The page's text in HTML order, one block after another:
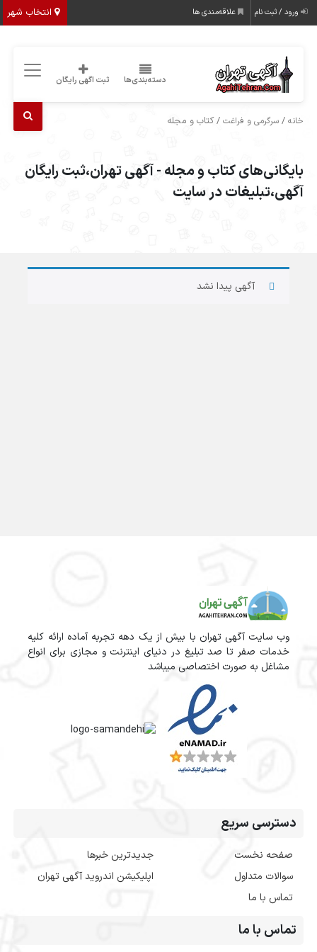
انتخاب شهر ورود / ثبت نام علاقه‌مندی ها
دسته‌بندی‌ها ثبت اگهی رایگان
خانه /سرگرمی و فراغت / کتاب و مجله
بایگانی‌های کتاب و مجله - آگهی تهران،ثبت رایگان
آگهی،تبلیغات در سایت
آگهی پیدا نشد
وب سایت آگهی تهران با بیش از یک دهه تجربه آماده ارائه کلیه
خدمات صفر تا صد تبلیغ در دنیای اینترنت و مجازی برای انواع
مشاغل به صورت اختصاصی میباشد
دسترسی سریع
صفحه نخست
سوالات متداول
تماس با ما
جدیدترین خبرها
اپلیکیشن اندروید آگهی تهران
تماس با ما